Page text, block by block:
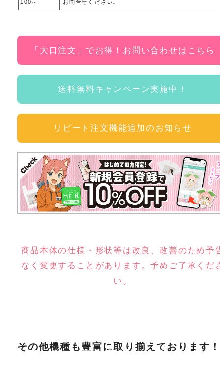
100～ お問合せください。
「大口注文」でお得！お問い合わせはこちら
送料無料キャンペーン実施中！
リピート注文機能追加のお知らせ
商品本体の仕様・形状等は改良、改善のため予
なく変更することがあります。予めご了承くだ
い。
その他機種も豊富に取り揃えております